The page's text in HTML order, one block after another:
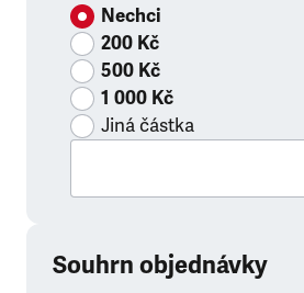
Nechci
200 Kč
500 Kč
1 000 Kč
Jiná částka
Souhrn objednávky